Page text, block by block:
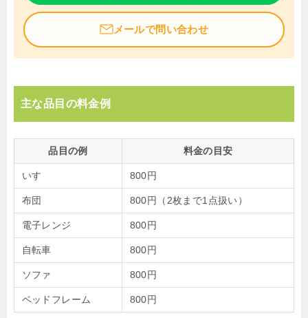
メールで問い合わせ
主な品目の料金例
品目の例 料金の目安
いす 800円
布団 800円（2枚まで1点扱い）
電子レンジ 800円
自転車 800円
ソファ 800円
ベッドフレーム 800円